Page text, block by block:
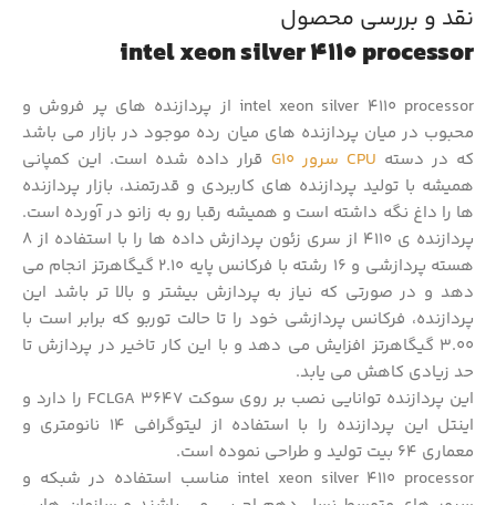
نقد و بررسی محصول
intel xeon silver 4110 processor
intel xeon silver 4110 processor از پردازنده های پر فروش و
محبوب در میان پردازنده های میان رده موجود در بازار می باشد
که در دسته CPU سرور G10
قرار داده شده است. این کمپانی
همیشه با تولید پردازنده های کاربردی و قدرتمند، بازار پردازنده
ها را داغ نگه داشته است و همیشه رقبا رو به زانو در آورده است.
پردازنده ی 4110 از سری زئون پردازش داده ها را با استفاده از 8
هسته پردازشی و 16 رشته با فرکانس پایه 2.10 گیگاهرتز انجام می
دهد و در صورتی که نیاز به پردازش بیشتر و بالا تر باشد این
پردازنده، فرکانس پردازشی خود را تا حالت توربو که برابر است با
3.00 گیگاهرتز افزایش می دهد و با این کار تاخیر در پردازش تا
حد زیادی کاهش می یابد.
این پردازنده توانایی نصب بر روی سوکت FCLGA 3647 را دارد و
اینتل این پردازنده را با استفاده از لیتوگرافی 14 نانومتری و
معماری 64 بیت تولید و طراحی نموده است.
intel xeon silver 4110 processor مناسب استفاده در شبکه و